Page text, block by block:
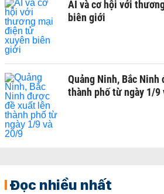
AI và cơ hội với
biên giới
Quảng Ninh, Bắc
thành phố từ ngày 1/9
Đọc nhiều nhất